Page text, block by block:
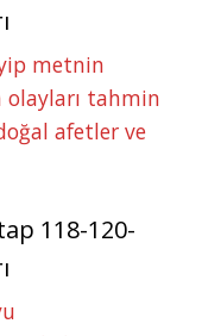
metnin
olayları tahmin
afetler ve
118-120-